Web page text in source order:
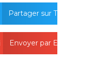
Partager sur Twitter
Envoyer par Email